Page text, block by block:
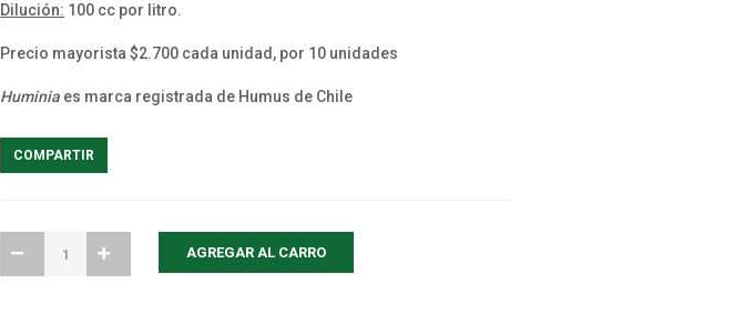
Dilución: 100 cc por litro.
Precio mayorista $2.700 cada unidad, por 10 unidades
Huminia es marca registrada de Humus de Chile
COMPARTIR